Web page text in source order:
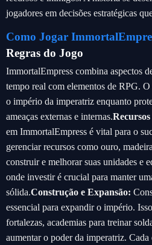
jogadores em decisões estratégicas
Como Jogar
Regras do Jogo
ImmortalEmpress combina aspectos
tempo real com elementos de RPG.
o império da imperatriz enquanto
ameaças externas e internas.
em ImmortalEmpress é vital para o
gerenciar recursos como ouro,
construir e melhorar suas unidades e
onde investir é crucial para manter
sólida.Construção e Expansão:
essencial para expandir o império.
fortalezas, academias para treinar
aumentar o poder da imperatriz.